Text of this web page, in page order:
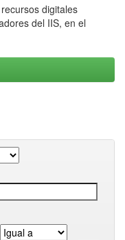
digitales
del IIS, en el